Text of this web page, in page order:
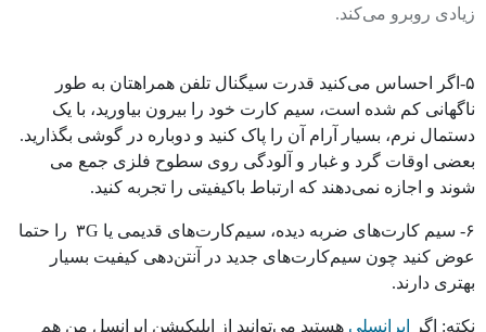
زیادی روبرو می‌کند.
۵-اگر احساس می‌کنید قدرت سیگنال تلفن همراهتان به طور
ناگهانی کم شده است، سیم کارت خود را بیرون بیاورید، با یک
دستمال نرم، بسیار آرام آن را پاک کنید و دوباره در گوشی بگذارید.
بعضی اوقات گرد و غبار و آلودگی روی سطوح فلزی جمع می
شوند و اجازه نمی‌دهند که ارتباط باکیفیتی را تجربه کنید.
۶- سیم کارت‌های ضربه دیده، سیم‌کارت‌های قدیمی یا ۳G را حتما
عوض کنید چون سیم‌کارت‌های جدید در آنتن‌دهی کیفیت بسیار
بهتری دارند.
نکته: اگر ایرانسلی هستید می‌توانید از اپلیکیشن ایرانسل من هم